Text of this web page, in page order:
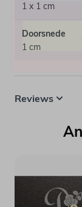
1 x 1 cm
Doorsnede
1 cm
Reviews